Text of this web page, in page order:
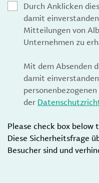
Durch Anklicken
damit
Mitteilungen von
Unternehmen zu
Mit dem Absenden
damit
der
Please check box below
Diese Sicherheitsfrage
Besucher sind und